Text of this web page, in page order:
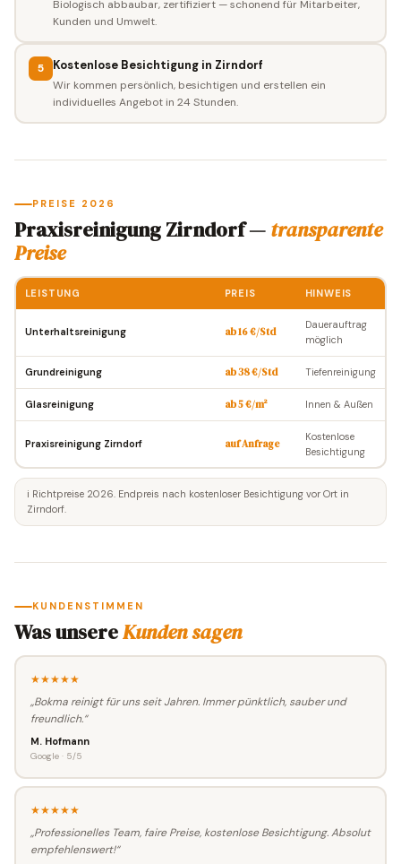
Biologisch abbaubar, zertifiziert — schonend für Mitarbeiter,
Kunden und Umwelt.
5 Kostenlose Besichtigung in Zirndorf
Wir kommen persönlich, besichtigen und erstellen ein
individuelles Angebot in 24 Stunden.
PREISE 2026
Praxisreinigung Zirndorf —transparente
Preise
LEISTUNG PREIS HINWEIS
Unterhaltsreinigung ab 16 €/Std
Dauerauftrag
möglich
Grundreinigung ab 38 €/Std Tiefenreinigung
Glasreinigung ab 5 €/m² Innen & Außen
Praxisreinigung Zirndorf auf Anfrage
Kostenlose
Besichtigung
ℹ️ Richtpreise 2026. Endpreis nach kostenloser Besichtigung vor Ort in
Zirndorf.
KUNDENSTIMMEN
Was unsereKunden sagen
★★★★★
„Bokma reinigt für uns seit Jahren. Immer pünktlich, sauber und
freundlich.“
M. Hofmann
Google · 5/5
★★★★★
„Professionelles Team, faire Preise, kostenlose Besichtigung. Absolut
empfehlenswert!“